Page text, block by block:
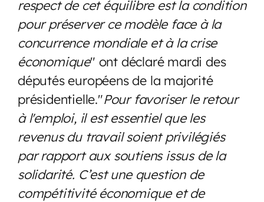
respect de cet équilibre est la condition
pour préserver ce modèle face à la
concurrence mondiale et à la crise
économique" ont déclaré mardi des
députés européens de la majorité
présidentielle."Pour favoriser le retour
à l'emploi, il est essentiel que les
revenus du travail soient privilégiés
par rapport aux soutiens issus de la
solidarité. C’est une question de
compétitivité économique et de